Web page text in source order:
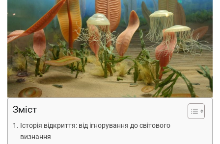
Зміст
Історія відкриття: від ігнорування до світового
визнання